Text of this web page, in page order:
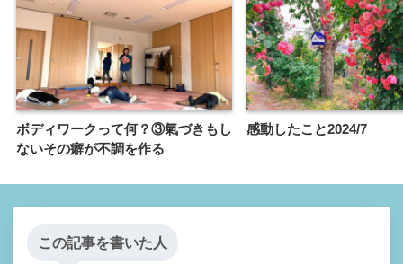
ボディワークって何？③氣づきもし
ないその癖が不調を作る
感動したこと2024/7
この記事を書いた人